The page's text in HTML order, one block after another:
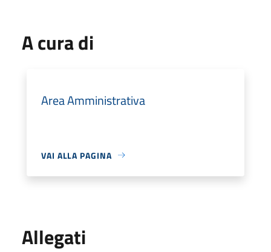
A cura di
Area Amministrativa
VAI ALLA PAGINA
Allegati